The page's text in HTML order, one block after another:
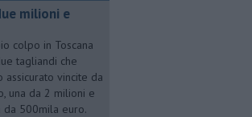
milioni e
colpo in Toscana
tagliandi che
assicurato vincite da
una da 2 milioni e
da 500mila euro.